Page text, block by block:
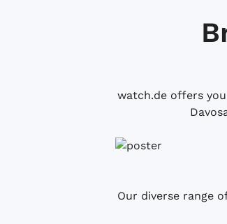
watch.de offers
Our diverse range